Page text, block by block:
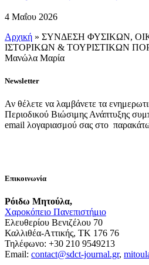
4 Μαΐου 2026
Αρχική » ΣΥΝΔΕΣΗ ΦΥΣΙΚΩΝ,
ΙΣΤΟΡΙΚΩΝ & ΤΟΥΡΙΣΤΙΚΩΝ
Μανώλα Μαρία
Newsletter
Αν θέλετε να λαμβάνετε τα
Περιοδικού Βιώσιμης Ανάπτυξης
email λογαριασμού σας στο
Επικοινωνία
Ρόιδω Μητούλα,
Χαροκόπειο Πανεπιστήμιο
Ελευθερίου Βενιζέλου 70
Καλλιθέα-Αττικής, ΤΚ 176 76
Τηλέφωνο: +30 210 9549213
Email: contact@sdct-journal.gr,